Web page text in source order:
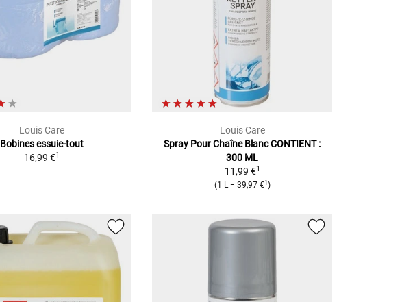
Louis Care
Bobines essuie-tout
16,99 €1
Louis Care
Spray Pour Chaîne BlancCONTIENT :
300 ML
11,99 €1
(1 L= 39,97 €1 )